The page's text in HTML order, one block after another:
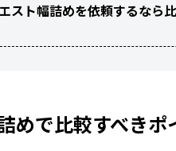
スト幅詰めを依頼するなら
めで比較すべきポ